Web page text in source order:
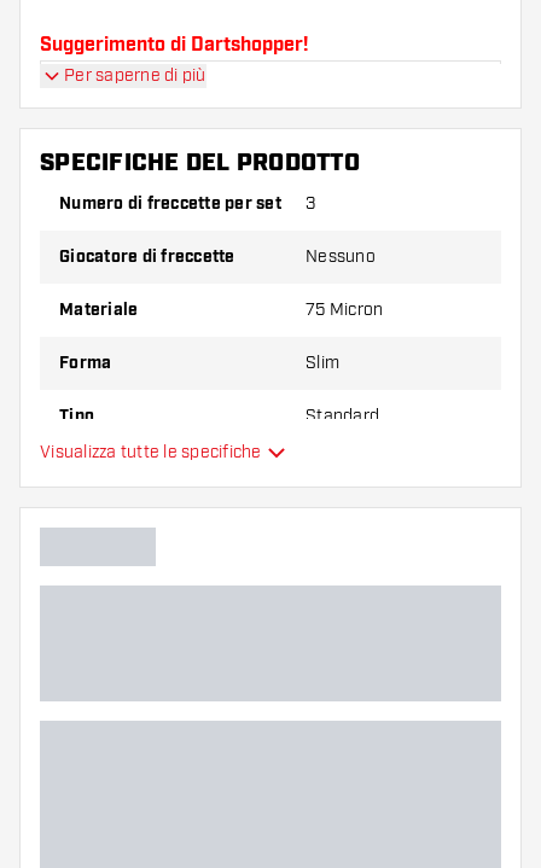
Suggerimento di Dartshopper!
numero di alette e di astine. Questi possono
danneggiarsi o rompersi con l'uso.
spessore diverso di alette per scoprire quale
Per saperne di più
SPECIFICHE DEL PRODOTTO
Numero di freccette per set 3
Giocatore di freccette Nessuno
Materiale 75 Micron
Forma Slim
Tipo Standard
Colore principale
Visualizza tutte le specifiche